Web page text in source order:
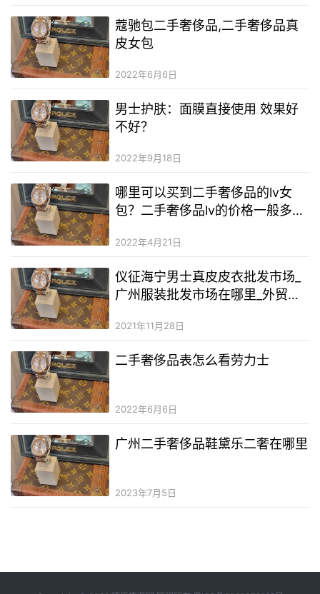
蔻驰包二手奢侈品,二手奢侈品真
皮女包
2022年6月6日
男士护肤：面膜直接使用 效果好
不好？
2022年9月18日
哪里可以买到二手奢侈品的lv女
包？二手奢侈品lv的价格一般多少
品货源
2022年4月21日
仪征海宁男士真皮皮衣批发市场_
广州服装批发市场在哪里_外贸服
2021年11月28日
二手奢侈品表怎么看劳力士
2022年6月6日
广州二手奢侈品鞋黛乐二奢在哪里
2023年7月5日